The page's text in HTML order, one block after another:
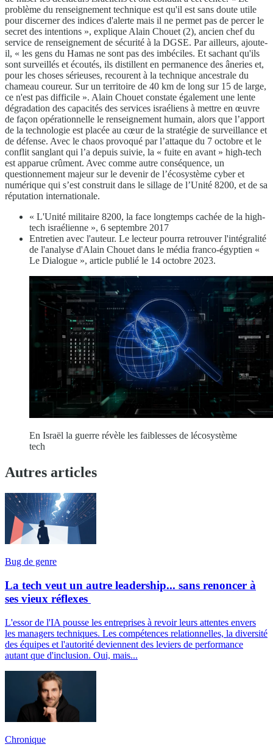
problème du renseignement technique est qu'il est sans doute utile
pour discerner des indices d'alerte mais il ne permet pas de percer le
secret des intentions », explique Alain Chouet (2), ancien chef du
service de renseignement de sécurité à la DGSE. Par ailleurs, ajoute-
il, « les gens du Hamas ne sont pas des imbéciles. Et sachant qu'ils
sont surveillés et écoutés, ils distillent en permanence des âneries et,
pour les choses sérieuses, recourent à la technique ancestrale du
chameau coureur. Sur un territoire de 40 km de long sur 15 de large,
ce n'est pas difficile ». Alain Chouet constate également une lente
dégradation des capacités des services israéliens à mettre en œuvre
de façon opérationnelle le renseignement humain, alors que l’apport
de la technologie est placée au cœur de la stratégie de surveillance et
de défense. Avec le chaos provoqué par l’attaque du 7 octobre et le
conflit sanglant qui l’a depuis suivie, la « fuite en avant » high-tech
est apparue crûment. Avec comme autre conséquence, un
questionnement majeur sur le devenir de l’écosystème cyber et
numérique qui s’est construit dans le sillage de l’Unité 8200, et de sa
réputation internationale.
« L'Unité militaire 8200, la face longtemps cachée de la high-
tech israélienne », 6 septembre 2017
Entretien avec l'auteur. Le lecteur pourra retrouver l'intégralité
de l'analyse d'Alain Chouet dans le média franco-égyptien «
Le Dialogue », article publié le 14 octobre 2023.
En Israël la guerre révèle les faiblesses de lécosystème
tech
Autres articles
Bug de genre
La tech veut un autre leadership... sans renoncer à
ses vieux réflexes
L'essor de l'IA pousse les entreprises à revoir leurs attentes envers
les managers techniques. Les compétences relationnelles, la diversité
des équipes et l'autorité deviennent des leviers de performance
autant que d'inclusion. Oui, mais...
Chronique